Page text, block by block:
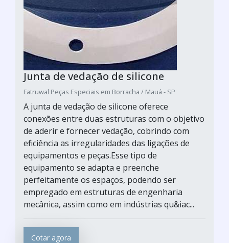
Junta de vedação de silicone
Fatruwal Peças Especiais em Borracha / Mauá - SP
A junta de vedação de silicone oferece
conexões entre duas estruturas com o objetivo
de aderir e fornecer vedação, cobrindo com
eficiência as irregularidades das ligações de
equipamentos e peças.Esse tipo de
equipamento se adapta e preenche
perfeitamente os espaços, podendo ser
empregado em estruturas de engenharia
mecânica, assim como em indústrias qu&iac...
Cotar agora